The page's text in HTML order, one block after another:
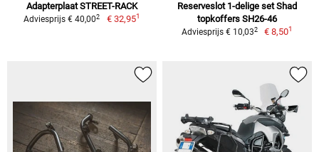
Adapterplaat STREET-RACK
Adviesprijs € 40,002 € 32,951
Reserveslot 1-delige set Shad
topkoffers SH26-46
Adviesprijs € 10,032 € 8,501